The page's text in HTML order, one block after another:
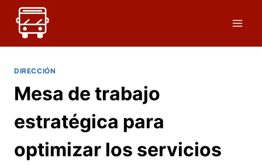
Saltar
contenido
DIRECCIÓN
Mesa de trabajo
estratégica para
optimizar los servicios